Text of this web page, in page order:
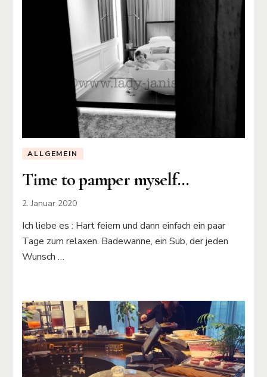
ALLGEMEIN
Time to pamper myself…
2. Januar 2020
Ich liebe es : Hart feiern und dann einfach ein paar
Tage zum relaxen. Badewanne, ein Sub, der jeden
Wunsch …